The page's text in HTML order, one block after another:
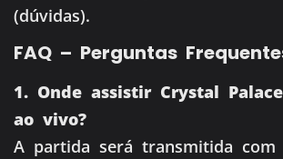
(dúvidas).
FAQ – Perguntas
1. Onde assistir Crystal
ao vivo?
A partida será transmitida com